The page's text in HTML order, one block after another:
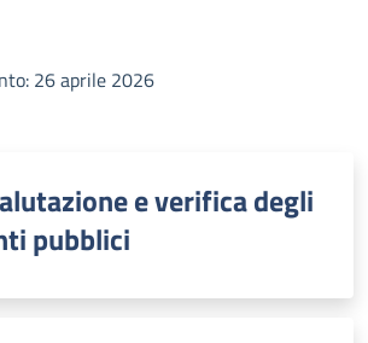
26 aprile 2026
e verifica degli
pubblici